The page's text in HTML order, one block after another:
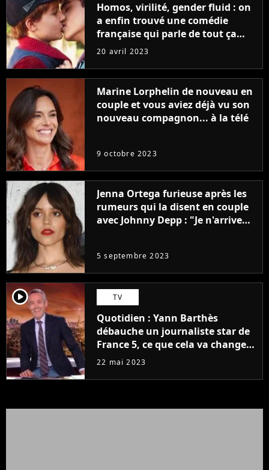
Homos, virilité, gender fluid : on
a enfin trouvé une comédie
française qui parle de tout ça
sans être super ringarde
20 avril 2023
Marine Lorphelin de nouveau en
couple et vous aviez déjà vu son
nouveau compagnon... à la télé
9 octobre 2023
Jenna Ortega furieuse après les
rumeurs qui la disent en couple
avec Johnny Depp : "Je n'arrive
5 septembre 2023
player2 TV
Quotidien : Yann Barthès
débauche un journaliste star de
France 5, ce que cela va changer
à la rentrée
22 mai 2023